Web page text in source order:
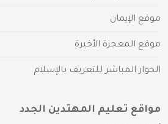
موقع الإيمان
موقع المعجزة الأخيرة
الحوار المباشر للتعريف بالإسلام
مواقع تعليم المهتدين الجدد